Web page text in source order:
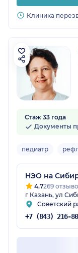
Клиника
Стаж 33 года
Документы
педиатр
НЭО на
4.7269
г Казань, ул
Советский